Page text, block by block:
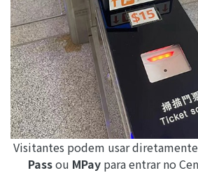
Visitantes podem usar
Passou MPay para entrar no